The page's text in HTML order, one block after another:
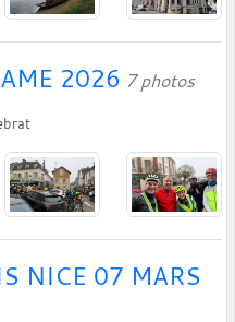
2026 7 photos
NICE 07 MARS